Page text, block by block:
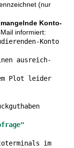
(nur
mangelnde Konto­
informiert:
Konto
ausreich­
Plot leider
im